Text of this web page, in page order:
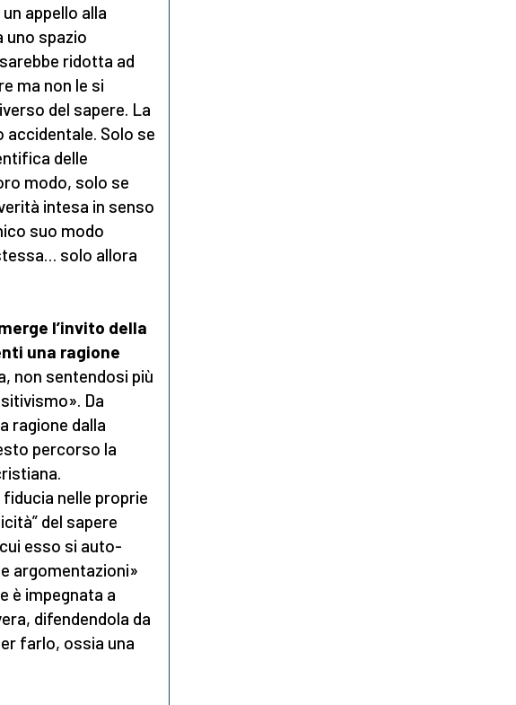
appello alla
uno spazio
ridotta ad
ma non le si
del sapere. La
Solo se
delle
modo, solo se
intesa in senso
suo modo
solo allora
l’invito della
una ragione
non sentendosi più
Da
ragione dalla
percorso la
fiducia nelle proprie
del sapere
esso si auto-
argomentazioni»
è impegnata a
difendendola da
farlo, ossia una